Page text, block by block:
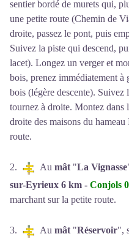
sentier bordé de murets qui,
une petite route (Chemin de
droite, passez le pont, puis
Suivez la piste qui descend,
lacet). Longez un verger et
bois, prenez immédiatement à
bois (légère descente).
tournez à droite. Montez dans
droite des maisons du
route.
2. Au mât "La Vignasse
sur-Eyrieux 6 km - Conjols
marchant sur la petite route.
3. Au mât "Réservoir",